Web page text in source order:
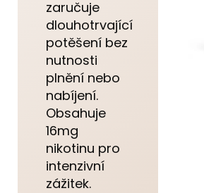
zaručuje
dlouhotrvající
potěšení bez
nutnosti
plnění nebo
nabíjení.
Obsahuje
16mg
nikotinu pro
intenzivní
zážitek.